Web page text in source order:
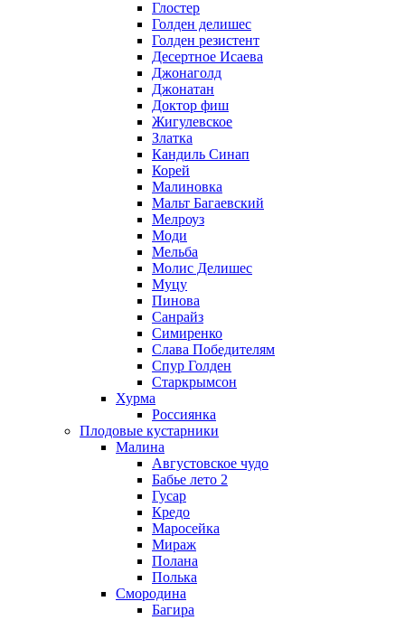
Глостер
Голден делишес
Голден резистент
Десертное Исаева
Джонаголд
Джонатан
Доктор фиш
Жигулевское
Златка
Кандиль Синап
Корей
Малиновка
Мальт Багаевский
Мелроуз
Моди
Мельба
Молис Делишес
Муцу
Пинова
Санрайз
Симиренко
Слава Победителям
Спур Голден
Старкрымсон
Хурма
Россиянка
Плодовые кустарники
Малина
Августовское чудо
Бабье лето 2
Гусар
Кредо
Маросейка
Мираж
Полана
Полька
Смородина
Багира